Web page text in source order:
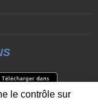
le contrôle sur